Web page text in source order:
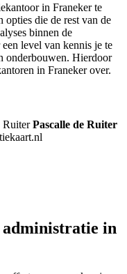
in Franeker te
opties die de rest van de
binnen de
level van kennis je te
onderbouwen. Hierdoor
in Franeker over.
Pascalle de Ruiter
in